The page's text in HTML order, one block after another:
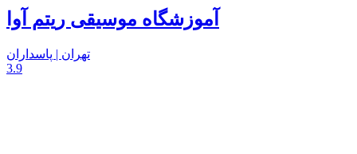
آموزشگاه موسیقی ریتم آوا
تهران | پاسداران
3.9